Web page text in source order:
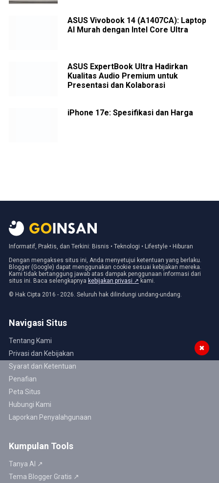
ASUS Vivobook 14 (A1407CA): Laptop
AI Murah dengan Intel Core Ultra
ASUS ExpertBook Ultra Hadirkan
Kualitas Audio Premium untuk
Presentasi dan Kolaborasi
iPhone 17e: Spesifikasi dan Harga
Informatif, Praktis, dan Terkini: Bisnis • Teknologi • Lifestyle • Hiburan
Dengan mengakses situs ini, Anda menyetujui ketentuan yang berlaku.
Blogger (Google) dapat menggunakan cookie sesuai kebijakan mereka.
Kami tidak bertanggung jawab atas dampak penggunaan informasi dari
situs ini. Baca selengkapnya kebijakan privasi ↗ kami.
© Hak Cipta 2016 - 2026. Seluruh hak dilindungi undang-undang.
Navigasi Situs
Tentang Kami
Privasi dan Kebijakan
Syarat dan Ketentuan
Penafian
Peta Situs
Hubungi Kami
Laporkan Penyalahgunaan
Kumpulan Tools
Tanya AI ↗
Tema Blogger Gratis ↗
✖